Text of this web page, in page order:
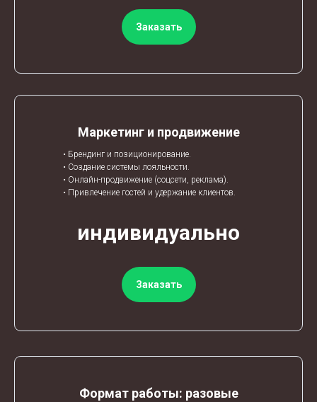
Заказать
Маркетинг и продвижение
• Брендинг и позиционирование.
• Создание системы лояльности.
• Онлайн-продвижение (соцсети, реклама).
• Привлечение гостей и удержание клиентов.
индивидуально
Заказать
Формат работы: разовые